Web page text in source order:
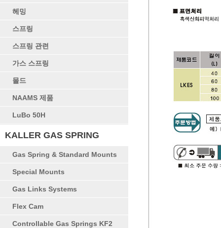
헤밍
스프링
스프링 관련
가스 스프링
몰드
NAAMS 제품
LuBo 50H
KALLER GAS SPRING
Gas Spring & Standard Mounts
Special Mounts
Gas Links Systems
Flex Cam
Controllable Gas Springs KF2